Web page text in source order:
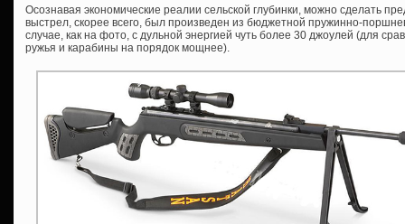
Осознавая экономические реалии сельской глубинки, можно сделать
выстрел, скорее всего, был произведен из бюджетной пружинно-
случае, как на фото, с дульной энергией чуть более 30 джоулей (для
ружья и карабины на порядок мощнее).